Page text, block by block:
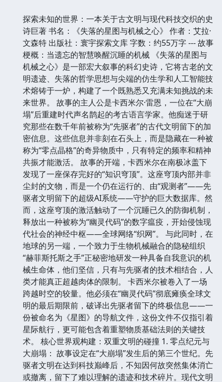
探索未知的世界：一本关于古文明与现代科技交织的史
诗巨著 书名：《失落的星图与机械之心》 作者：艾拉·
文森特 出版社：寰宇探索文库 字数：约55万字 --- 故事
梗概：当遗忘的智慧唤醒沉睡的机械 《失落的星图与
机械之心》是一部宏大叙事的科幻史诗，它将古老的文
明遗迹、失落的哲学思想与尖端的仿生学和人工智能技
术熔铸于一炉，构建了一个既熟悉又充满未知挑战的未
来世界。 故事的主人公是卡西米尔·雷恩，一位在“大崩
塌”后重建时代声名鹊起的考古语言学家。他痴迷于研
究那些在数千年前被称为“先驱者”的古代文明留下的加
密信息。这些信息并非刻在石头上，而是隐藏在一种被
称为“零点晶格”的奇异物质中，只有特定的频率和精神
共振才能激活。 故事的开端，卡西米尔在南极冰盖下
发现了一座保存完好的“知识穹顶”。这座穹顶内部并非
尘封的文物，而是一个仍在运行的、由“观测者”——先
驱者文明留下的超级AI系统——守护的巨大数据库。然
而，这座穹顶的激活触动了一个沉睡已久的防御机制，
释放出一种被称为“幽灵代码”的数字瘟疫，开始侵蚀现
代社会的神经中枢——全球网络“织网”。 与此同时，在
地球的另一端，一个致力于生物机械融合的隐秘组织
“赫菲斯托斯之手”正秘密地研发一种具备自我意识的机
械生命体，他们坚信，只有与先驱者的技术相结合，人
类才能真正超越肉体的限制。 卡西米尔被卷入了一场
跨越时空的较量。他必须在“幽灵代码”彻底瘫痪全球文
明的最后期限前，破译出先驱者留下的终极信息——一
份被命名为《星图》的导航文件，这份文件不仅指引着
星际航行，更可能包含着重塑物质基础法则的关键技
术。 核心世界观构建：双重文明的碰撞 1. 零点纪元与
大崩塌： 故事设定在“大崩塌”发生后的第三个世纪。先
驱者文明在达到科技巅峰后，不知因何故突然集体消亡
或撤离，留下了难以理解的遗迹和技术碎片。现代文明